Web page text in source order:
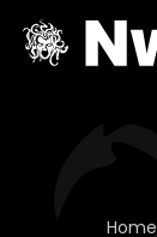
Home